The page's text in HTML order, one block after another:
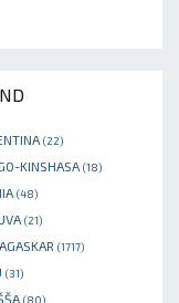
(22)
KINSHASA (18)
(48)
(21)
(1717)
(31)
(80)